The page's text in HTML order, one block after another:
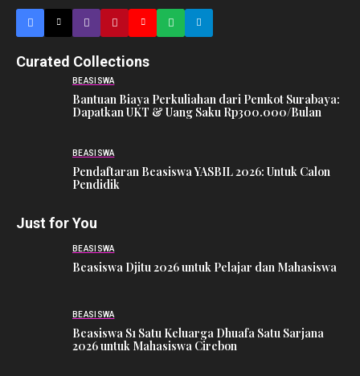
Curated Collections
BEASISWA
Bantuan Biaya Perkuliahan dari Pemkot Surabaya:
Dapatkan UKT & Uang Saku Rp300.000/Bulan
BEASISWA
Pendaftaran Beasiswa YASBIL 2026: Untuk Calon
Pendidik
Just for You
BEASISWA
Beasiswa Djitu 2026 untuk Pelajar dan Mahasiswa
BEASISWA
Beasiswa S1 Satu Keluarga Dhuafa Satu Sarjana
2026 untuk Mahasiswa Cirebon